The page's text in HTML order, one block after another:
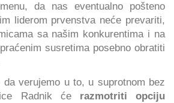
da nas eventualno pošteno
liderom prvenstva neće prevariti,
sa našim konkurentima i na
susretima posebno obratiti
da verujemo u to, u suprotnom bez
Radnik će razmotriti opciju